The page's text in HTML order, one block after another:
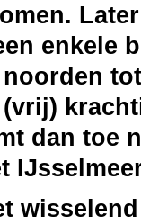
enkele
dan toe